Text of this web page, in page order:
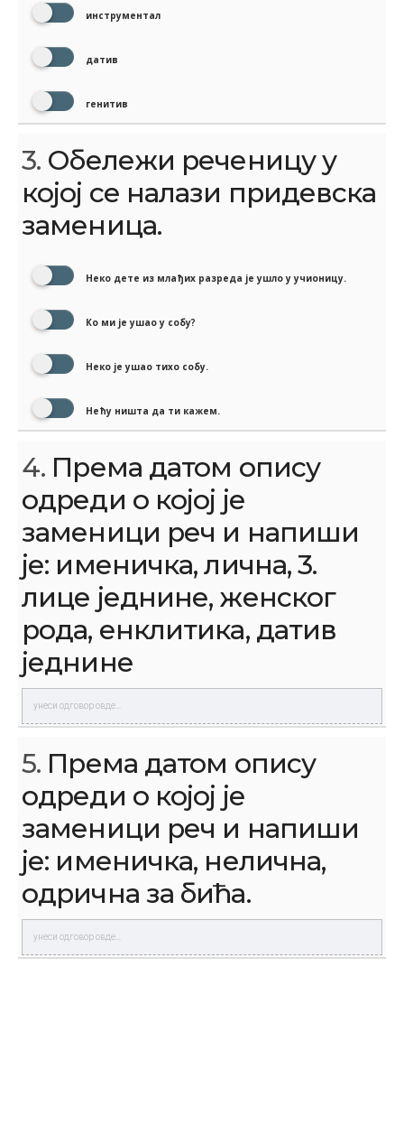
инструментал
датив
генитив
3. Обележи реченицу у
којој се налази придевска
заменица.
Неко дете из млађих разреда је ушло у учионицу.
Ко ми је ушао у собу?
Неко је ушао тихо собу.
Нећу ништа да ти кажем.
4. Према датом опису
одреди о којој је
заменици реч и напиши
је: именичка, лична, 3.
лице једнине, женског
рода, енклитика, датив
једнине
5. Према датом опису
одреди о којој је
заменици реч и напиши
је: именичка, нелична,
одрична за бића.